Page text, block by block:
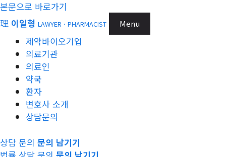
본문으로 바로가기
理 이일형 LAWYER · PHARMACIST Menu
제약바이오기업
의료기관
의료인
약국
환자
변호사 소개
상담문의
상담 문의 문의 남기기
법률 상담 문의 문의 남기기